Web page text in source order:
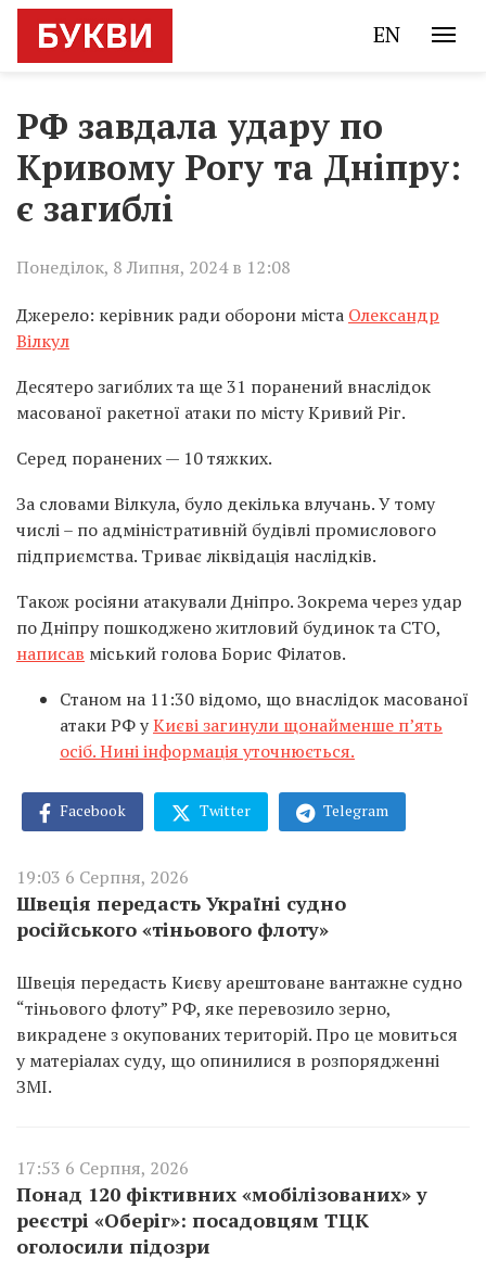
EN
РФ завдала удару по
Кривому Рогу та Дніпру:
є загиблі
Понеділок, 8 Липня, 2024 в 12:08
Джерело: керівник ради оборони міста Олександр
Вілкул
Десятеро загиблих та ще 31 поранений внаслідок
масованої ракетної атаки по місту Кривий Ріг.
Серед поранених — 10 тяжких.
За словами Вілкула, було декілька влучань. У тому
числі – по адміністративній будівлі промислового
підприємства. Триває ліквідація наслідків.
Також росіяни атакували Дніпро. Зокрема через удар
по Дніпру пошкоджено житловий будинок та СТО,
написав міський голова Борис Філатов.
Станом на 11:30 відомо, що внаслідок масованої
атаки РФ уКиєві загинули щонайменше п’ять
осіб. Нині інформація уточнюється.
Facebook Twitter Telegram
19:03 6 Серпня, 2026
Швеція передасть Україні судно
російського «тіньового флоту»
Швеція передасть Києву арештоване вантажне судно
“тіньового флоту” РФ, яке перевозило зерно,
викрадене з окупованих територій. Про це мовиться
у матеріалах суду, що опинилися в розпорядженні
ЗМІ.
17:53 6 Серпня, 2026
Понад 120 фіктивних «мобілізованих» у
реєстрі «Оберіг»: посадовцям ТЦК
оголосили підозри